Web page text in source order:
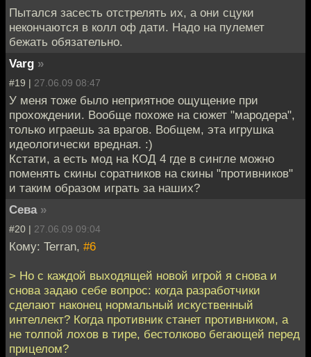
Пытался засесть отстрелять их, а они сцуки
некончаются в колл оф дати. Надо на пулемет
бежать обязательно.
Varg »
#19 | 27.06.09 08:47
У меня тоже было неприятное ощущение при
прохождении. Вообще похоже на сюжет "мародера",
только играешь за врагов. Вобщем, эта игрушка
идеологически вредная. :)
Кстати, а есть мод на КОД 4 где в сингле можно
поменять скины соратников на скины "противников"
и таким образом играть за наших?
Сева »
#20 | 27.06.09 09:04
Кому: Terran, #6
> Но с каждой выходящей новой игрой я снова и
снова задаю себе вопрос: когда разработчики
сделают наконец нормальный искуственный
интеллект? Когда противник станет противником, а
не толпой лохов в тире, бестолково бегающей перед
прицелом?